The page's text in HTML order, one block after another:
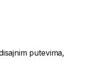
putevima,